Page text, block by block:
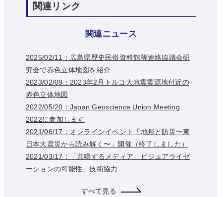
関連リンク
関連ニュース
2025/02/11：広島県歴史民俗資料館等連絡協議会研
究会で赤色立体地図を紹介
2023/02/09：2023年2月トルコ大地震震源地付近の
赤色立体地図
2022/05/20：Japan Geoscience Union Meeting
2022に参加します
2021/06/17：オンラインイベント「地形と防災〜東
日本大震災から読み解く〜」開催（終了しました）
2021/03/17：「共鳴するメディア ビジュアライゼ
ーションの可能性」技術協力
すべて見る